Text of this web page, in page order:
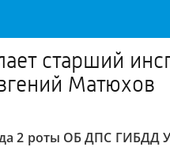
старший
Матюхов
2 роты ОБ ДПС